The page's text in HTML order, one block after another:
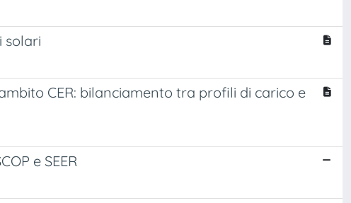
solari
CER: bilanciamento tra profili di carico e
e SEER